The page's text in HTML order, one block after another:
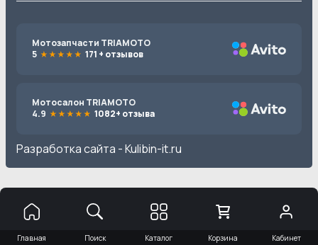
Мотозапчасти TRIAMOTO
5
171 + отзывов
Мотосалон TRIAMOTO
4.9
1082+ отзыва
Разработка сайта -Kulibin-it.ru
Главная Поиск Каталог Корзина Кабинет